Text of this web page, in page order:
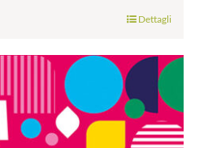
Dettagli